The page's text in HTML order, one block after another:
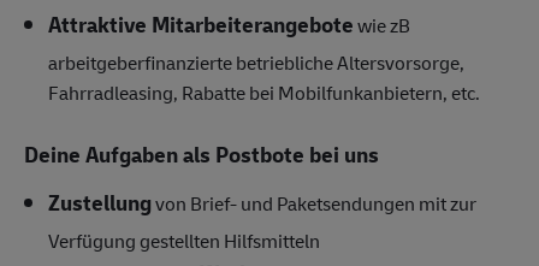
Attraktive Mitarbeiterangebotewie zB
arbeitgeberfinanzierte betriebliche Altersvorsorge,
Fahrradleasing, Rabatte bei Mobilfunkanbietern, etc.
Deine Aufgaben als Postbote bei uns
Zustellungvon Brief- und Paketsendungen mit zur
Verfügung gestellten Hilfsmitteln